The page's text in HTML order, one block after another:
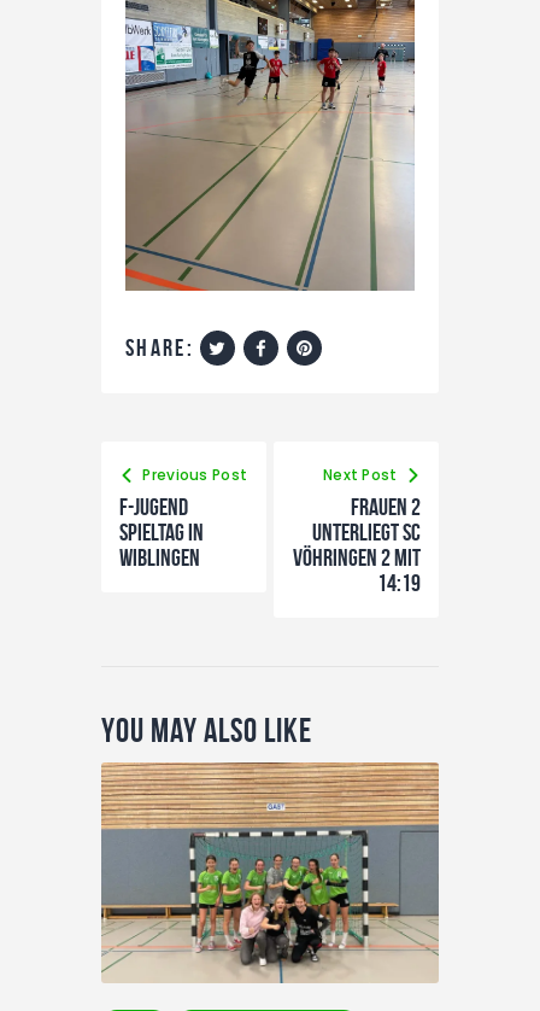
share:
Previous Post
F-Jugend
Spieltag in
Wiblingen
Next Post
Frauen 2
unterliegt SC
Vöhringen 2 mit
14:19
You May Also Like